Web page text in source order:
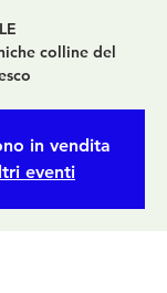
colline del
in vendita
eventi